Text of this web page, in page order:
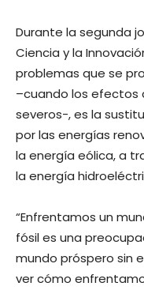
Durante la segunda
Ciencia y la
problemas que se
–cuando los efectos
severos-, es la
por las energías
la energía eólica, a
la energía
“Enfrentamos un
fósil es una
mundo próspero sin
ver cómo